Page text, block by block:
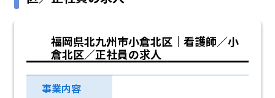
福岡県北九州市小倉北区｜看護師／小
倉北区／正社員の求人
事業内容